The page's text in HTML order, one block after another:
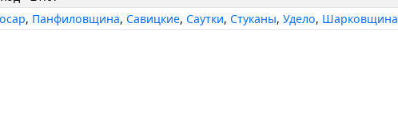
, Панфиловщина, Савицкие, Саутки, Стуканы,Удело, Шарковщина